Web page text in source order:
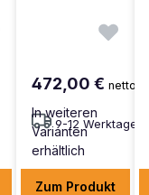
472,00 €netto
9-12 Werktage
In weiteren
Varianten
erhältlich
Zum Produkt